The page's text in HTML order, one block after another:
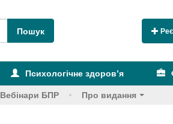
Психологічне здоров’я
Вебінари БПР Про видання